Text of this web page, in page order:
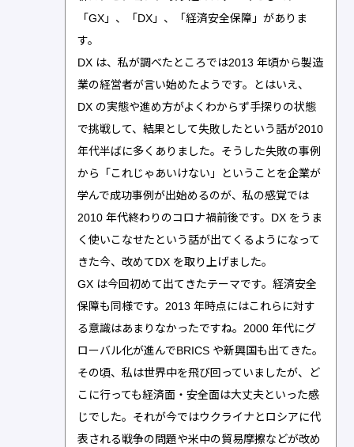
「GX」、「DX」、「経済安全保障」がありま
す。
DX は、私が調べたところでは2013 年頃から製造
業の経営者が言い始めたようです。とはいえ、
DX の実態や進め方がよくわからず手探りの状態
で挑戦して、結果として失敗したという話が2010
年代半ばに多くありました。そうした失敗の事例
から「これじゃあいけない」ということを企業が
学んで成功事例が出始めるのが、私の感覚では
2010 年代終わりのコロナ禍前後です。DX をうま
く使いこなせたという話が出てくるようになって
きた今、改めてDX を取り上げました。
GX は今回初めて出てきたテーマです。経済安全
保障も同様です。2013 年時点にはこれらに対す
る意識はあまりなかったですね。2000 年代にグ
ローバル化が進んでBRICS や新興国も出てきた。
その頃、私は世界中を飛び回っていましたが、ど
こに行っても経済面・安全面は大丈夫といった感
じでした。それが今ではウクライナとロシアに代
表される戦争の問題や米中の貿易摩擦などが改め